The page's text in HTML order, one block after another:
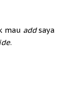
mau addsaya
.